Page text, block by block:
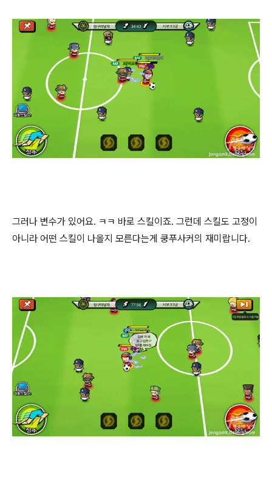
그러나 변수가 있어요. ㅋㅋ 바로 스킬이죠. 그런데 스킬도 고정이
아니라 어떤 스킬이 나올지 모른다는게 쿵푸사커의 재미랍니다.